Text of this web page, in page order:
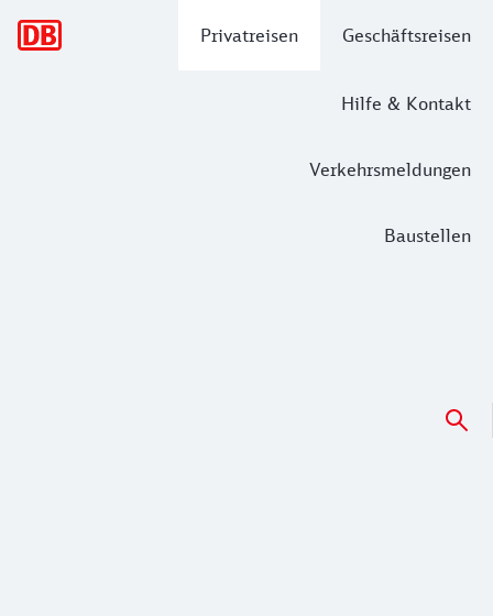
Privatreisen Geschäftsreisen
Hilfe & Kontakt
Verkehrsmeldungen
Baustellen